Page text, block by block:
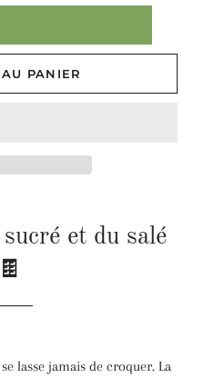
PANIER
et du salé
🍫
lasse jamais de croquer. La